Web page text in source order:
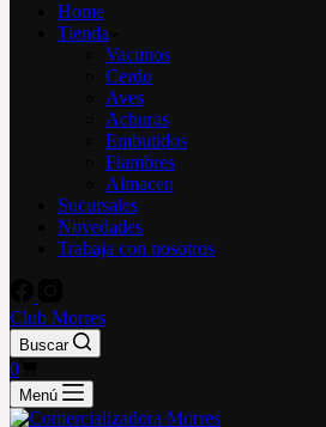
Home
Tienda
Vacunos
Cerdo
Aves
Achuras
Embutidos
Fiambres
Almacen
Sucursales
Novedades
Trabaja con nosotros
Club Morres
Buscar
Carro
de
compra
0
Menú